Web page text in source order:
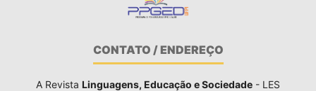
CONTATO / ENDEREÇO
A Revista Linguagens, Educação e Sociedade - LES